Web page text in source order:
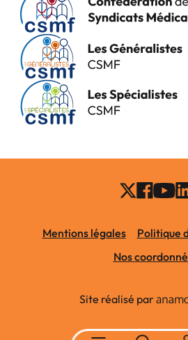
Mentions légales
Politique
Nos
Site réalisé par